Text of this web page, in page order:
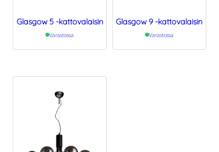
Glasgow 5 -kattovalaisin
Varastossa
Glasgow 9 -kattovalaisin
Varastossa